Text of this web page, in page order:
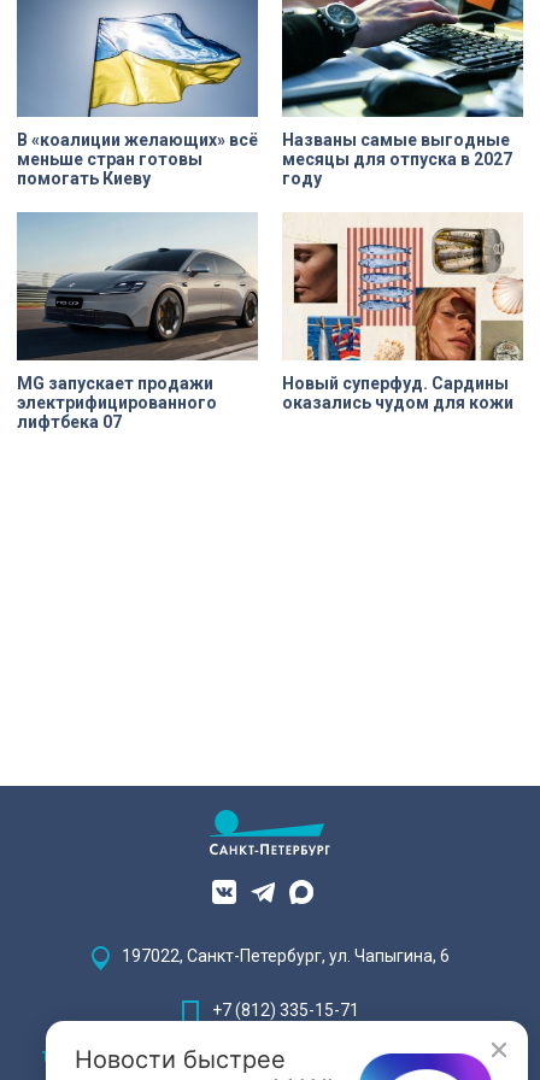
пропорции, соотношения света и
объема, а также назначение
комнат. Как отметил губернатор
Александр Беглов, все
реставрационные работы в
«Пенатах» проводились под
строгим контролем специалистов
КГИОП.
участником?
В «коалиции желающих» всё
меньше стран готовы
помогать Киеву
Названы самые выгодные
месяцы для отпуска в 2027
году
MG запускает продажи
электрифицированного
лифтбека 07
Новый суперфуд. Сардины
оказались чудом для кожи
Новости быстрее
197022, Санкт-Петербург, ул. Чапыгина, 6
+7 (812) 335-15-71
Внимание! Отдельные видеоматериалы, размещенные на настоящем
сайте, могут содержать информацию, предназначенную для лиц,